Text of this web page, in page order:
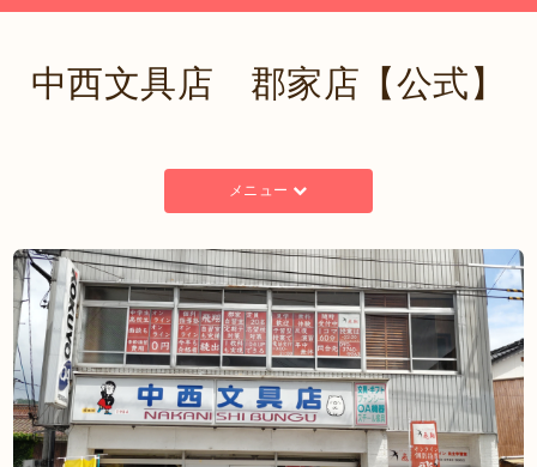
中西文具店 郡家店【公式】
メニュー